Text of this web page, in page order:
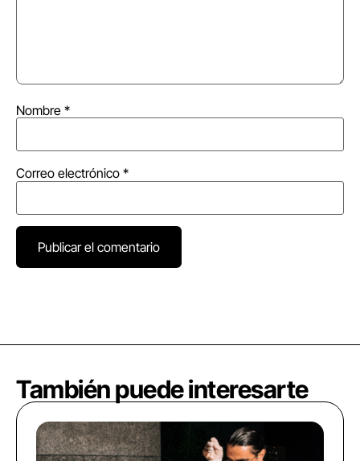
Nombre *
Correo electrónico *
También puede interesarte